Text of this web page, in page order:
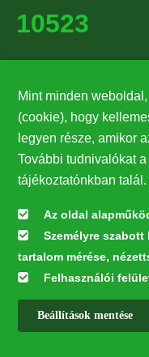
10523
27224
Hírlevél feliratkozás
Értesüljön elsőként
Feliratkozás
Mint minden
(cookie), hogy
legyen része, amikor
További tudnivalókat a
tájékoztatónkban talál.
Az oldal
Személyre
tartalom mérése,
Felhasználói
Beállítások mentése